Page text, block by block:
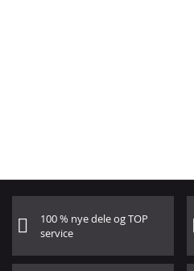
100 % nye dele og TOP
service